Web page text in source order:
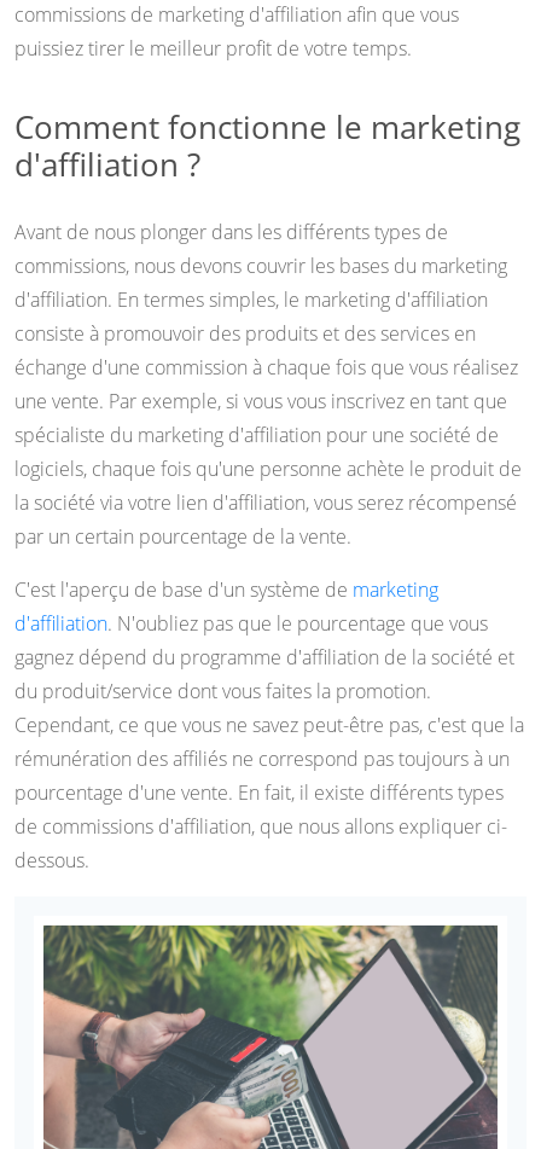
commissions de marketing d'affiliation afin que vous
puissiez tirer le meilleur profit de votre temps.
Comment fonctionne le marketing
d'affiliation ?
Avant de nous plonger dans les différents types de
commissions, nous devons couvrir les bases du marketing
d'affiliation. En termes simples, le marketing d'affiliation
consiste à promouvoir des produits et des services en
échange d'une commission à chaque fois que vous réalisez
une vente. Par exemple, si vous vous inscrivez en tant que
spécialiste du marketing d'affiliation pour une société de
logiciels, chaque fois qu'une personne achète le produit de
la société via votre lien d'affiliation, vous serez récompensé
par un certain pourcentage de la vente.
C'est l'aperçu de base d'un système de marketing
d'affiliation. N'oubliez pas que le pourcentage que vous
gagnez dépend du programme d'affiliation de la société et
du produit/service dont vous faites la promotion.
Cependant, ce que vous ne savez peut-être pas, c'est que la
rémunération des affiliés ne correspond pas toujours à un
pourcentage d'une vente. En fait, il existe différents types
de commissions d'affiliation, que nous allons expliquer ci-
dessous.